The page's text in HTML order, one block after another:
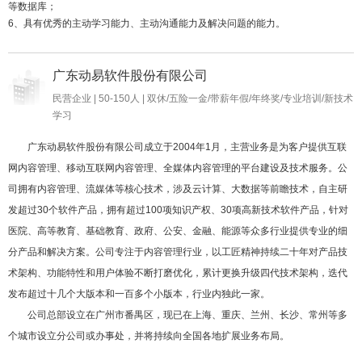
等数据库；
6、具有优秀的主动学习能力、主动沟通能力及解决问题的能力。
广东动易软件股份有限公司
民营企业 | 50-150人 | 双休/五险一金/带薪年假/年终奖/专业培训/新技术
学习
广东动易软件股份有限公司成立于2004年1月，主营业务是为客户提供互联
网内容管理、移动互联网内容管理、全媒体内容管理的平台建设及技术服务。公
司拥有内容管理、流媒体等核心技术，涉及云计算、大数据等前瞻技术，自主研
发超过30个软件产品，拥有超过100项知识产权、30项高新技术软件产品，针对
医院、高等教育、基础教育、政府、公安、金融、能源等众多行业提供专业的细
分产品和解决方案。公司专注于内容管理行业，以工匠精神持续二十年对产品技
术架构、功能特性和用户体验不断打磨优化，累计更换升级四代技术架构，迭代
发布超过十几个大版本和一百多个小版本，行业内独此一家。
公司总部设立在广州市番禺区，现已在上海、重庆、兰州、长沙、常州等多
个城市设立分公司或办事处，并将持续向全国各地扩展业务布局。